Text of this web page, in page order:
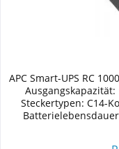
APC Smart-UPS RC
Ausgangskapazität:
Steckertypen: C14-